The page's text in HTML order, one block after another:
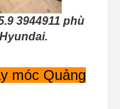
3944911 phù
móc Quảng